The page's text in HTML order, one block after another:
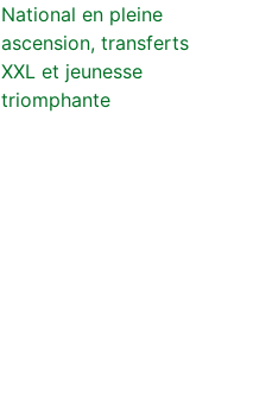
National en pleine
ascension, transferts
XXL et jeunesse
triomphante